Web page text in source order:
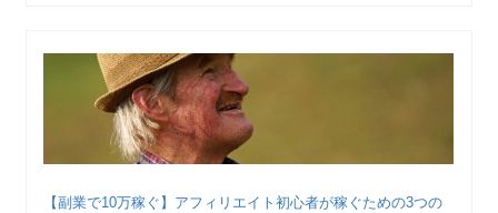
【副業で10万稼ぐ】アフィリエイト初心者が稼ぐための3つの